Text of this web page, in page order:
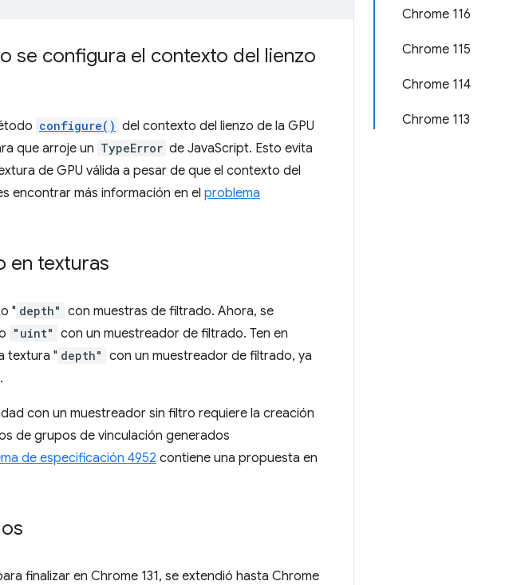
Chrome 116
Chrome 115
Chrome 114
Chrome 113
se configura el contexto del lienzo
configure() del contexto del lienzo de la GPU
que arroje un TypeError de JavaScript. Esto evita
de GPU válida a pesar de que el contexto del
encontrar más información en el problema
en texturas
" depth" con muestras de filtrado. Ahora, se
"uint" con un muestreador de filtrado. Ten en
textura " depth" con un muestreador de filtrado, ya
.
con un muestreador sin filtro requiere la creación
de grupos de vinculación generados
de especificación 4952 contiene una propuesta en
finalizar en Chrome 131, se extendió hasta Chrome